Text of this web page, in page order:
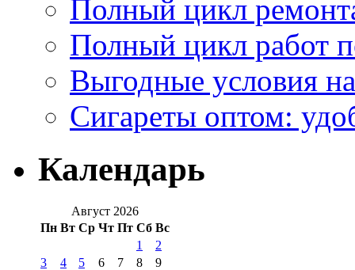
Полный цикл
Полный цикл работ
Выгодные условия
Сигареты оптом:
Календарь
Август 2026
Пн Вт Ср Чт Пт Сб Вс
1
2
3
4 5 6 7 8
9